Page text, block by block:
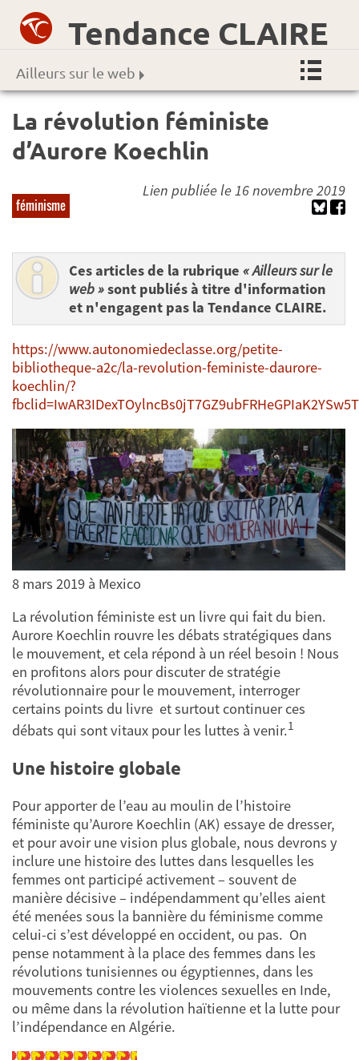
Tendance CLAIRE
Ailleurs sur le web
La révolution féministe
d’Aurore Koechlin
féminisme
Lien publiée le 16 novembre 2019
Ces articles de la rubrique « Ailleurs sur le
web »sont publiés à titre d'information
et n'engagent pas la Tendance CLAIRE.
https://www.autonomiedeclasse.org/petite-
bibliotheque-a2c/la-revolution-feministe-daurore-
koechlin/?
8 mars 2019 à Mexico
La révolution féministe est un livre qui fait du bien.
Aurore Koechlin rouvre les débats stratégiques dans
le mouvement, et cela répond à un réel besoin ! Nous
en profitons alors pour discuter de stratégie
révolutionnaire pour le mouvement, interroger
certains points du livre et surtout continuer ces
débats qui sont vitaux pour les luttes à venir.1
Une histoire globale
Pour apporter de l’eau au moulin de l’histoire
féministe qu’Aurore Koechlin (AK) essaye de dresser,
et pour avoir une vision plus globale, nous devrons y
inclure une histoire des luttes dans lesquelles les
femmes ont participé activement – souvent de
manière décisive – indépendamment qu’elles aient
été menées sous la bannière du féminisme comme
celui-ci s’est développé en occident, ou pas. On
pense notamment à la place des femmes dans les
révolutions tunisiennes ou égyptiennes, dans les
mouvements contre les violences sexuelles en Inde,
ou même dans la révolution haïtienne et la lutte pour
l’indépendance en Algérie.